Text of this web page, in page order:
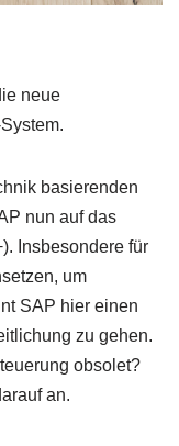
neue
basierenden
nun auf das
Insbesondere für
um
SAP hier einen
zu gehen.
obsolet?
an.